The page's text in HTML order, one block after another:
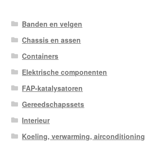
Banden en velgen
Chassis en assen
Containers
Elektrische componenten
FAP-katalysatoren
Gereedschapssets
Interieur
Koeling, verwarming, airconditioning